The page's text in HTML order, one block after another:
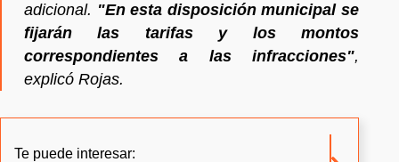
adicional. "En esta disposición municipal se
fijarán las tarifas y los montos
correspondientes a las infracciones",
explicó Rojas.
Te puede interesar: